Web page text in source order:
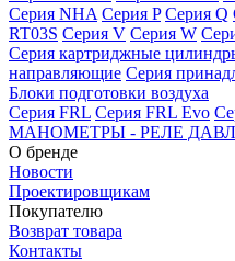
Серия NHA Серия P Серия Q
RT03S Серия V Серия W
Серия картриджные
направляющие Серия
Блоки подготовки воздуха
Серия FRL Серия FRL Evo
МАНОМЕТРЫ - РЕЛЕ
О бренде
Новости
Проектировщикам
Покупателю
Возврат товара
Контакты